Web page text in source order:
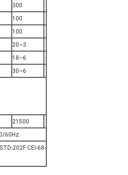
300
100
100
20~3
18~6
30~6
21500
60Hz
202F CEI-68-